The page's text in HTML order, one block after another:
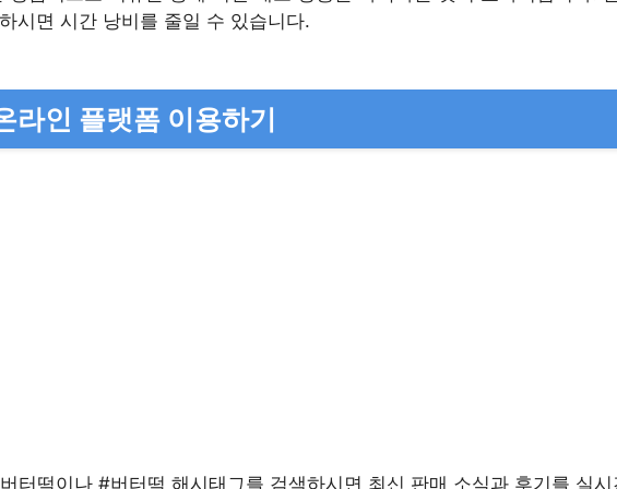
시면 시간 낭비를 줄일 수 있습니다.
라인 플랫폼 이용하기
터떡이나 #버터떡 해시태그를 검색하시면 최신 판매 소식과 후기를 실시